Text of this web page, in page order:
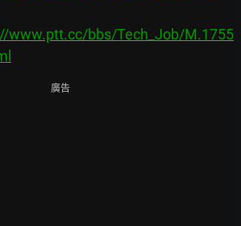
www.ptt.cc/bbs/Tech_Job/M.1755
廣告